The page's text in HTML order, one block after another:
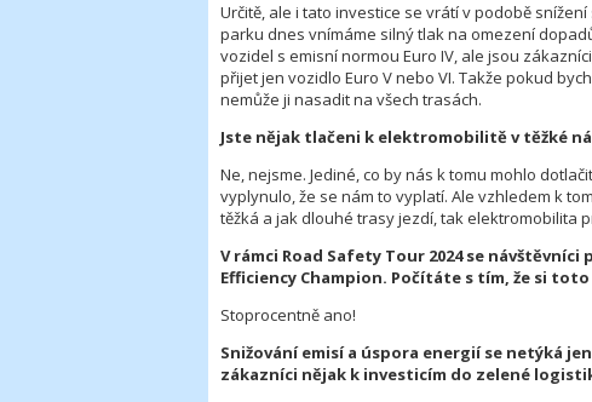
Určitě, ale i tato investice se vrátí v podobě
parku dnes vnímáme silný tlak na omezení
vozidel s emisní normou Euro IV, ale jsou
přijet jen vozidlo Euro V nebo VI. Takže pokud
nemůže ji nasadit na všech trasách.
Jste nějak tlačeni k elektromobilitě v těžké
Ne, nejsme. Jediné, co by nás k tomu mohlo
vyplynulo, že se nám to vyplatí. Ale vzhledem k
těžká a jak dlouhé trasy jezdí, tak elektromobilita
V rámci Road Safety Tour 2024 se
Efficiency Champion. Počítáte s tím, že si
Stoprocentně ano!
Snižování emisí a úspora energií se netýká
zákazníci nějak k investicím do zelené